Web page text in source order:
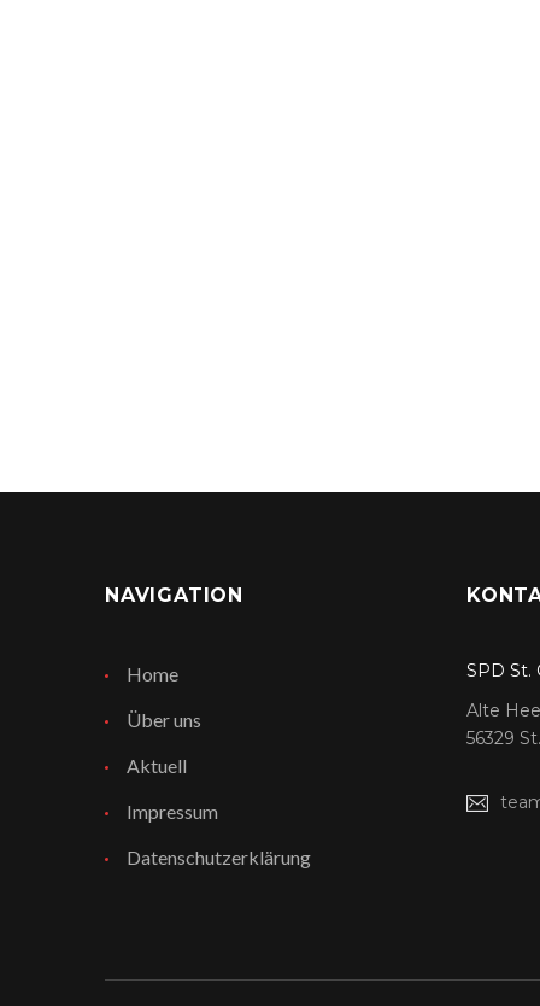
NAVIGATION
Home
Über uns
Aktuell
Impressum
Datenschutzerklärung
SPD St.
Alte
56329